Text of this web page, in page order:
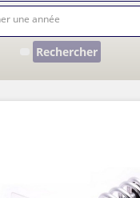
Rechercher